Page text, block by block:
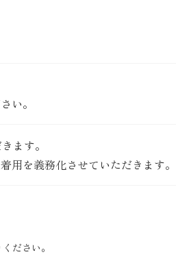
い。
ます。
用を義務化させていただきます。
ださい。